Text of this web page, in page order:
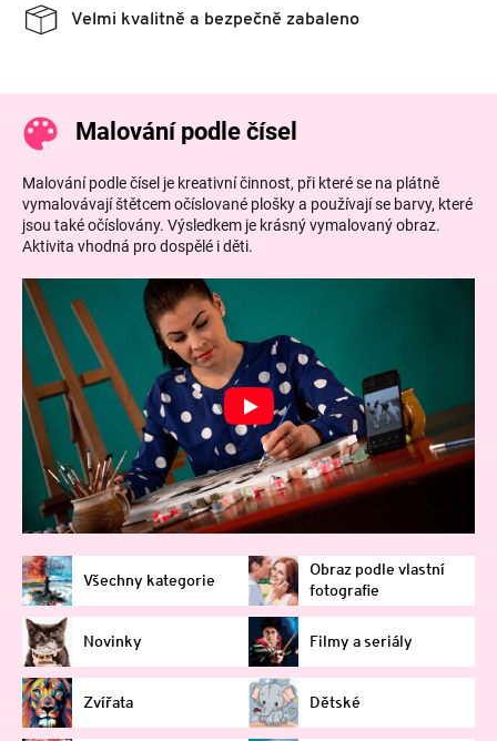
Velmi kvalitně a bezpečně zabaleno
Malování podle čísel
Malování podle čísel je kreativní činnost, při které se na plátně
vymalovávají štětcem očíslované plošky a používají se barvy, které
jsou také očíslovány. Výsledkem je krásný vymalovaný obraz.
Aktivita vhodná pro dospělé i děti.
Všechny kategorie
Obraz podle vlastní
fotografie
Novinky Filmy a seriály
Zvířata Dětské